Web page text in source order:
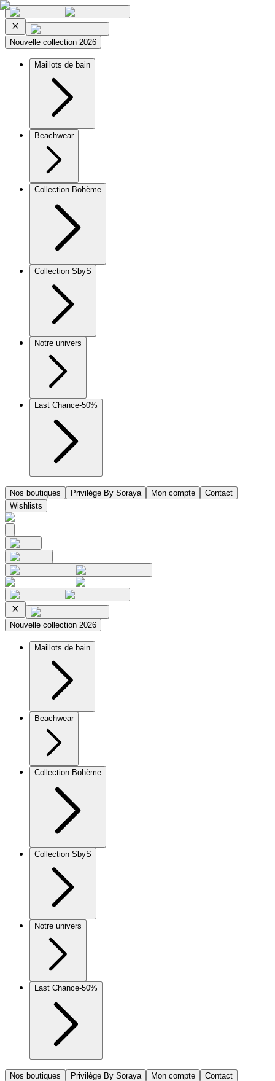
Nouvelle collection 2026
Maillots de bain
Beachwear
Collection Bohème
Collection SbyS
Notre univers
Last Chance-50%
Nos boutiques Privilège By Soraya Mon compte
Contact
Wishlists
Nouvelle collection 2026
Maillots de bain
Beachwear
Collection Bohème
Collection SbyS
Notre univers
Last Chance-50%
Nos boutiques Privilège By Soraya Mon compte
Contact